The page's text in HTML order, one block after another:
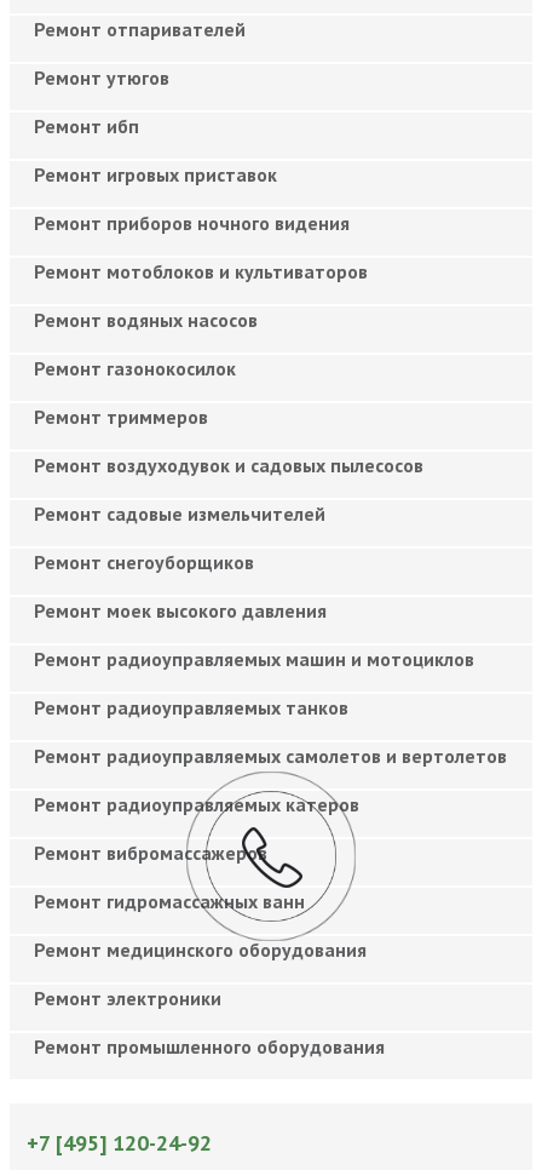
Ремонт отпаривателей
Ремонт утюгов
Ремонт ибп
Ремонт игровых приставок
Ремонт приборов ночного видения
Ремонт мотоблоков и культиваторов
Ремонт водяных насосов
Ремонт газонокосилок
Ремонт триммеров
Ремонт воздуходувок и садовых пылесосов
Ремонт садовые измельчителей
Ремонт снегоуборщиков
Ремонт моек высокого давления
Ремонт радиоуправляемых машин и мотоциклов
Ремонт радиоуправляемых танков
Ремонт радиоуправляемых самолетов и вертолетов
Ремонт радиоуправляемых катеров
Ремонт вибромассажеров
Ремонт гидромассажных ванн
Ремонт медицинского оборудования
Ремонт электроники
Ремонт промышленного оборудования
+7 [495] 120-24-92